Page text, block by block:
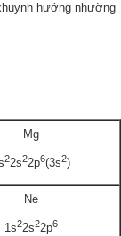
hướng nhường
Mg
22s22p6(3s2)
Ne
1s22s22p6